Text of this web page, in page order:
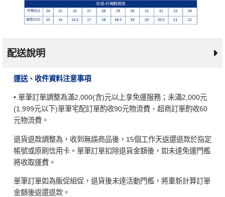
配送說明
運送、收件資料注意事項
• 單筆訂單調整為滿2,000(含)元以上享免運服務；未滿2,000元
(1,999元以下)單筆宅配訂單酌收90元物流費、超商訂單酌收60
元物流費。
退貨退款調整為，收到無誤商品後，15個工作天返還退款於指定
帳號或原刷信用卡。單筆訂單扣除退貨金額後，如未達免運門檻
將收取運費。
單筆訂單如為販促組促，退貨後未達活動門檻，將重新計算訂單
金額後返還退款。